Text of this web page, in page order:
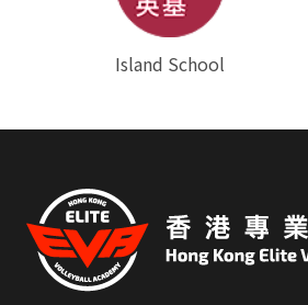
⁠Island School